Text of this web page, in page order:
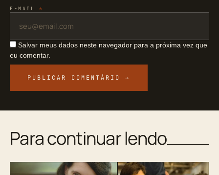
E-MAIL *
Salvar meus dados neste navegador para a próxima vez que
eu comentar.
Para continuar lendo